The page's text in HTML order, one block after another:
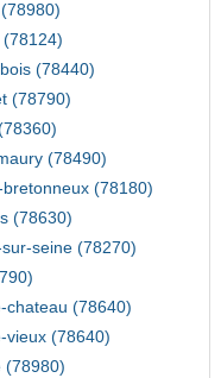
(78440)
(78790)
(78490)
(78180)
(78630)
seine (78270)
chateau (78640)
vieux (78640)
(78980)